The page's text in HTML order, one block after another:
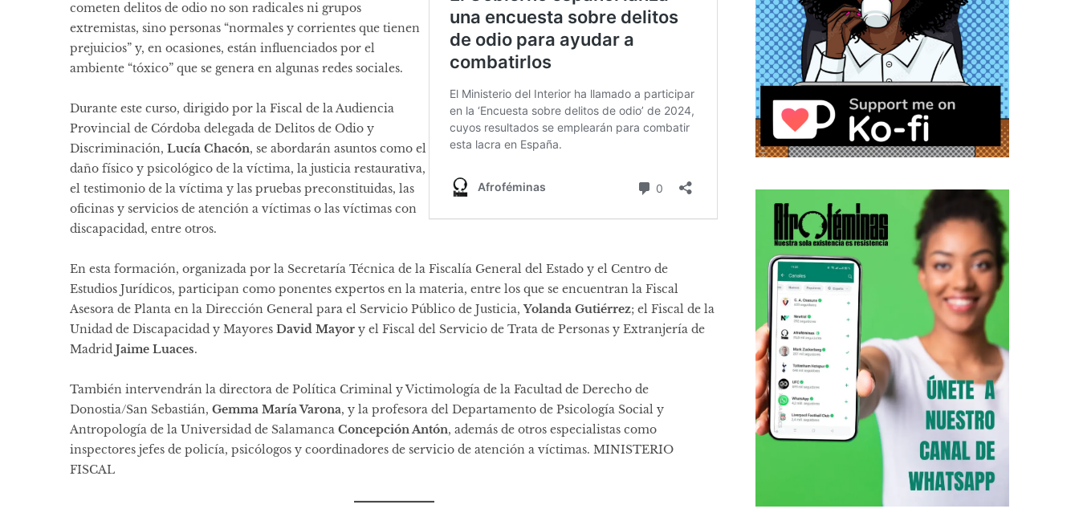
cometen delitos de odio no son radicales ni grupos
extremistas, sino personas “normales y corrientes que tienen
prejuicios” y, en ocasiones, están influenciados por el
ambiente “tóxico” que se genera en algunas redes sociales.
Durante este curso, dirigido por la Fiscal de la Audiencia
Provincial de Córdoba delegada de Delitos de Odio y
Discriminación, Lucía Chacón, se abordarán asuntos como el
daño físico y psicológico de la víctima, la justicia restaurativa,
el testimonio de la víctima y las pruebas preconstituidas, las
oficinas y servicios de atención a víctimas o las víctimas con
discapacidad, entre otros.
En esta formación, organizada por la Secretaría Técnica de la Fiscalía General del Estado y el Centro de
Estudios Jurídicos, participan como ponentes expertos en la materia, entre los que se encuentran la Fiscal
Asesora de Planta en la Dirección General para el Servicio Público de Justicia,Yolanda Gutiérrez; el Fiscal de la
Unidad de Discapacidad y Mayores David Mayor y el Fiscal del Servicio de Trata de Personas y Extranjería de
Madrid Jaime Luaces.
También intervendrán la directora de Política Criminal y Victimología de la Facultad de Derecho de
Donostia/San Sebastián, Gemma María Varona, y la profesora del Departamento de Psicología Social y
Antropología de la Universidad de Salamanca Concepción Antón, además de otros especialistas como
inspectores jefes de policía, psicólogos y coordinadores de servicio de atención a víctimas. MINISTERIO
FISCAL